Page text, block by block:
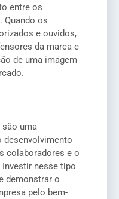
entre os
Quando os
e ouvidos,
da marca e
de uma imagem
uma
desenvolvimento
colaboradores e o
nesse tipo
demonstrar o
pelo bem-